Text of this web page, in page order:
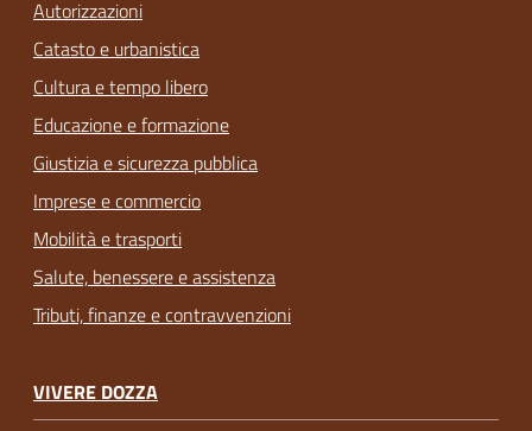
Autorizzazioni
Catasto e urbanistica
Cultura e tempo libero
Educazione e formazione
Giustizia e sicurezza pubblica
Imprese e commercio
Mobilità e trasporti
Salute, benessere e assistenza
Tributi, finanze e contravvenzioni
VIVERE DOZZA